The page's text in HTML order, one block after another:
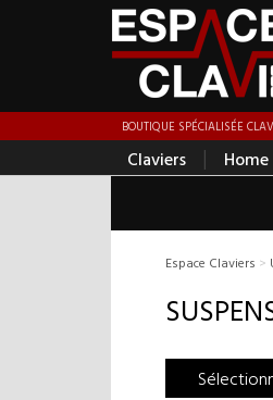
BOUTIQUE SPÉCIALISÉE
Claviers |
Espace Claviers >